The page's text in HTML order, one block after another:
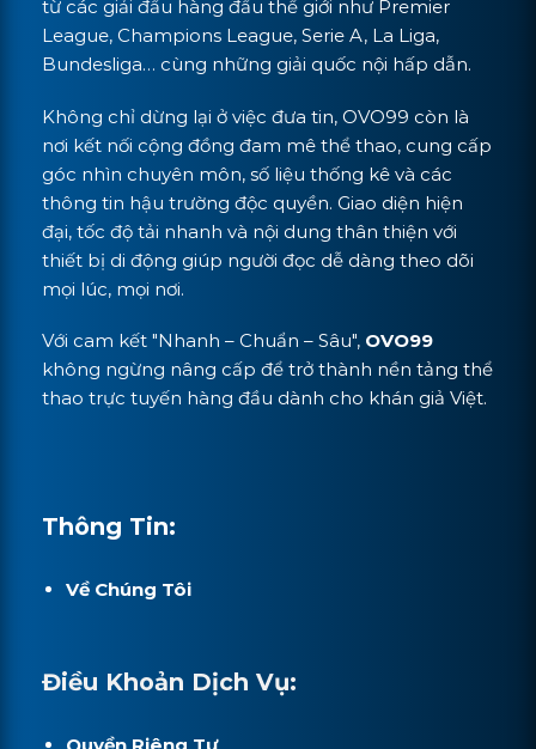
từ các giải đấu hàng đầu thế giới như Premier
League, Champions League, Serie A, La Liga,
Bundesliga… cùng những giải quốc nội hấp dẫn.
Không chỉ dừng lại ở việc đưa tin, OVO99 còn là
nơi kết nối cộng đồng đam mê thể thao, cung cấp
góc nhìn chuyên môn, số liệu thống kê và các
thông tin hậu trường độc quyền. Giao diện hiện
đại, tốc độ tải nhanh và nội dung thân thiện với
thiết bị di động giúp người đọc dễ dàng theo dõi
mọi lúc, mọi nơi.
Với cam kết "Nhanh – Chuẩn – Sâu", OVO99
không ngừng nâng cấp để trở thành nền tảng thể
thao trực tuyến hàng đầu dành cho khán giả Việt.
Thông Tin:
Về Chúng Tôi
Điều Khoản Dịch Vụ: